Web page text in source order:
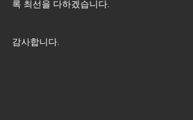
록 최선을 다하겠습니다.
​감사합니다.